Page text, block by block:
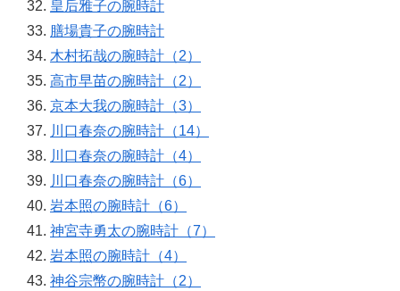
皇后雅子の腕時計
膳場貴子の腕時計
木村拓哉の腕時計（2）
高市早苗の腕時計（2）
京本大我の腕時計（3）
川口春奈の腕時計（14）
川口春奈の腕時計（4）
川口春奈の腕時計（6）
岩本照の腕時計（6）
神宮寺勇太の腕時計（7）
岩本照の腕時計（4）
神谷宗幣の腕時計（2）